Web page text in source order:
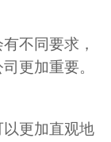
不同要求，
更加重要。
更加直观地